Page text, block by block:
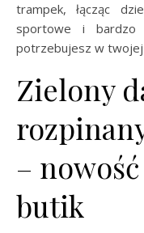
trampek, łącząc
sportowe i bardzo
potrzebujesz w twojej
Zielony
–
butik